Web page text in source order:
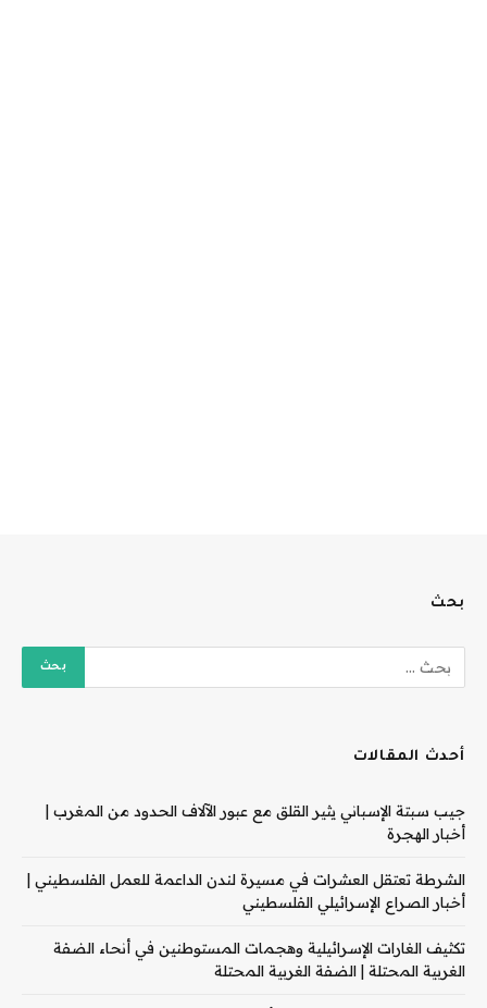
بحث
أحدث المقالات
جيب سبتة الإسباني يثير القلق مع عبور الآلاف الحدود من المغرب |
أخبار الهجرة
الشرطة تعتقل العشرات في مسيرة لندن الداعمة للعمل الفلسطيني |
أخبار الصراع الإسرائيلي الفلسطيني
تكثيف الغارات الإسرائيلية وهجمات المستوطنين في أنحاء الضفة
الغربية المحتلة | الضفة الغربية المحتلة